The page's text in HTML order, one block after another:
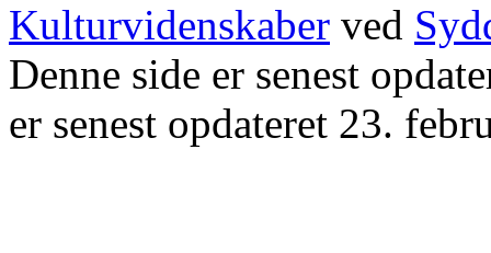
Kulturvidenskaber ved
Denne side er senest
er senest opdateret 23.